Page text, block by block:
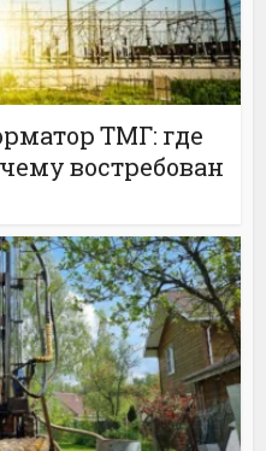
ТМГ: где
востребован